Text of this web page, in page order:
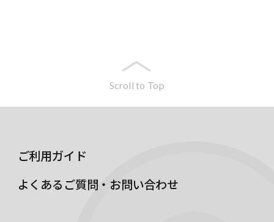
Scroll to Top
ご利用ガイド
よくあるご質問・お問い合わせ